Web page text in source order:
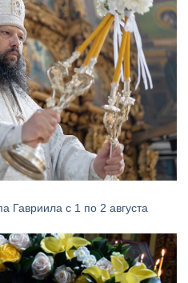
Гавриила с 1 по 2 августа